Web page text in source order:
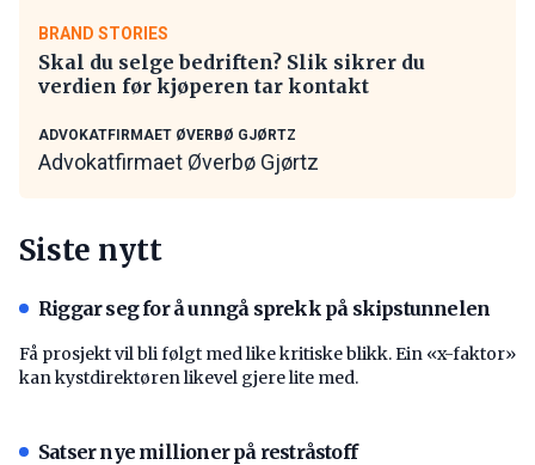
BRAND STORIES
Skal du selge bedriften? Slik sikrer du
verdien før kjøperen tar kontakt
ADVOKATFIRMAET ØVERBØ GJØRTZ
Advokatfirmaet Øverbø Gjørtz
Siste nytt
Riggar seg for å unngå sprekk på skipstunnelen
Få prosjekt vil bli følgt med like kritiske blikk. Ein «x-faktor»
kan kystdirektøren likevel gjere lite med.
Satser nye millioner på restråstoff